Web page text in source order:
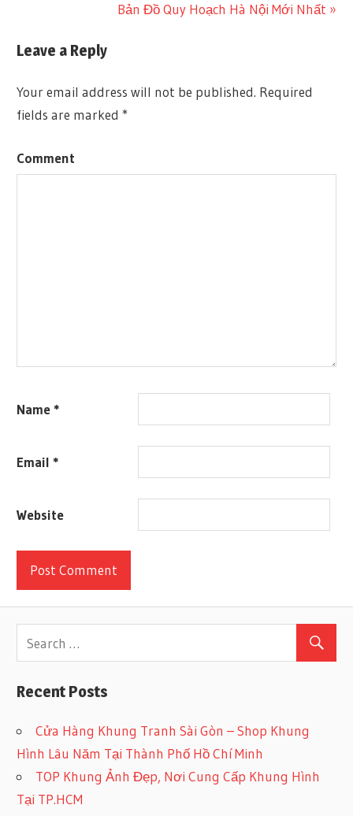
Next
Bản Đồ Quy Hoạch Hà Nội Mới Nhất
Leave a Reply
Your email address will not be published. Required
fields are marked*
Comment
Name *
Email *
Website
Recent Posts
Cửa Hàng Khung Tranh Sài Gòn – Shop Khung
Hình Lâu Năm Tại Thành Phố Hồ Chí Minh
TOP Khung Ảnh Đẹp, Nơi Cung Cấp Khung Hình
Tại TP.HCM